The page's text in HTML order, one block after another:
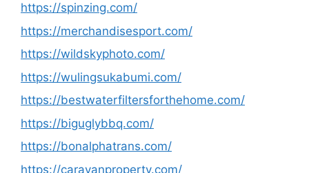
https://spinzing.com/
https://merchandisesport.com/
https://wildskyphoto.com/
https://wulingsukabumi.com/
https://bestwaterfiltersforthehome.com/
https://biguglybbq.com/
https://bonalphatrans.com/
https://caravanproperty.com/